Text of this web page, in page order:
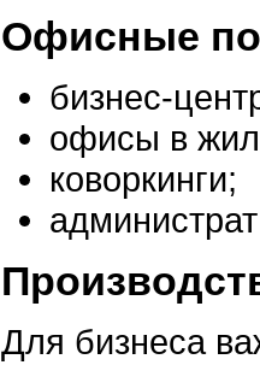
Офисные
бизнес-
офисы в
коворкинги;
Для бизнеса